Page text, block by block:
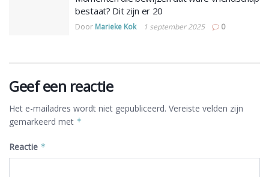
bestaat? Dit zijn er 20
Door Marieke Kok 1 september 2025 0
Geef een reactie
Het e-mailadres wordt niet gepubliceerd. Vereiste velden zijn
gemarkeerd met *
Reactie *